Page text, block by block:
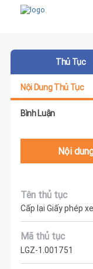
Thủ Tục
Nội Dung Thủ Tục
Bình Luận
Nội
Tên thủ tục
Cấp lại Giấy phép
Mã thủ tục
LGZ-1.001751